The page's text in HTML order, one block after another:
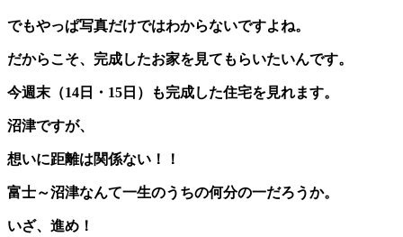
でもやっぱ写真だけではわからないですよね。
だからこそ、完成したお家を見てもらいたいんです。
今週末（14日・15日）も完成した住宅を見れます。
沼津ですが、
想いに距離は関係ない！！
富士～沼津なんて一生のうちの何分の一だろうか。
いざ、進め！